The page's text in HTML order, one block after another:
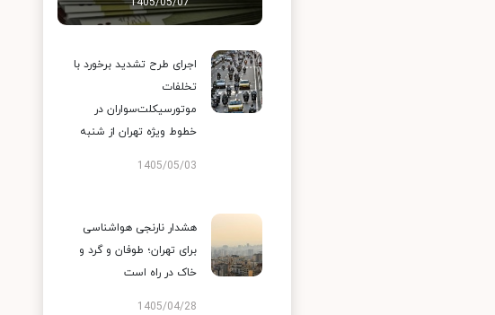
اجرای طرح تشدید برخورد با
تخلفات
موتورسیکلت‌سواران در
خطوط ویژه تهران از شنبه
1405/05/03
هشدار نارنجی هواشناسی
برای تهران؛ طوفان و گرد و
خاک در راه است
1405/04/28